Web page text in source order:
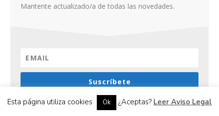
Mantente actualizado/a de todas las novedades.
Suscríbete
Esta página utiliza cookies Ok ¿Aceptas? Leer Aviso Legal